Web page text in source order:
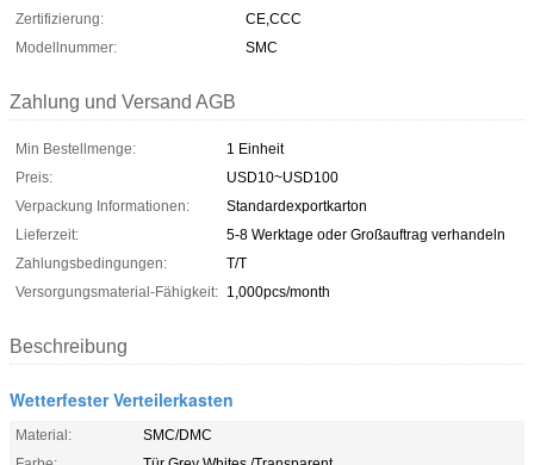
Zertifizierung:
CE,CCC
Modellnummer:
SMC
Zahlung und Versand AGB
Min Bestellmenge:
1 Einheit
Preis:
USD10~USD100
Verpackung Informationen:
Standardexportkarton
Lieferzeit:
5-8 Werktage oder Großauftrag verhandeln
Zahlungsbedingungen:
T/T
Versorgungsmaterial-Fähigkeit: 1,000pcs/month
Beschreibung
Wetterfester Verteilerkasten
Material:
SMC/DMC